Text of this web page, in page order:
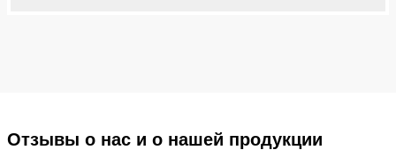
Отзывы о нас и о нашей продукции